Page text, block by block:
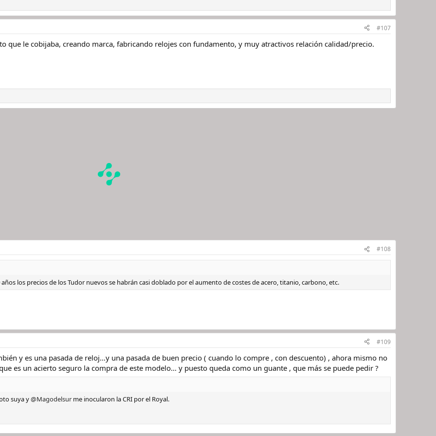
#107
que le cobijaba, creando marca, fabricando relojes con fundamento, y muy atractivos relación calidad/precio.
#108
los precios de los Tudor nuevos se habrán casi doblado por el aumento de costes de acero, titanio, carbono, etc.
#109
y es una pasada de reloj…y una pasada de buen precio ( cuando lo compre , con descuento) , ahora mismo no
es un acierto seguro la compra de este modelo… y puesto queda como un guante , que más se puede pedir ?
suya y@Magodelsur me inocularon la CRI por el Royal.